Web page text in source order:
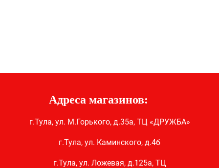
Адреса магазинов:
г.Тула, ул. М.Горького, д.35а, ТЦ «ДРУЖБА»
г.Тула, ул. Каминского, д.4б
г.Тула, ул. Ложевая, д.125а, ТЦ